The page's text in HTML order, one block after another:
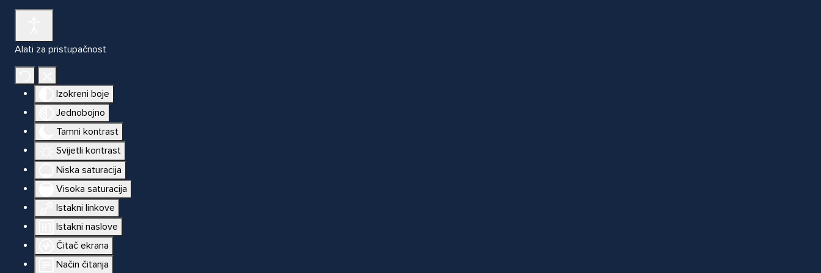
Alati za pristupačnost
Izokreni boje
Jednobojno
Tamni kontrast
Svijetli kontrast
Niska saturacija
Visoka saturacija
Istakni linkove
Istakni naslove
Čitač ekrana
Način čitanja